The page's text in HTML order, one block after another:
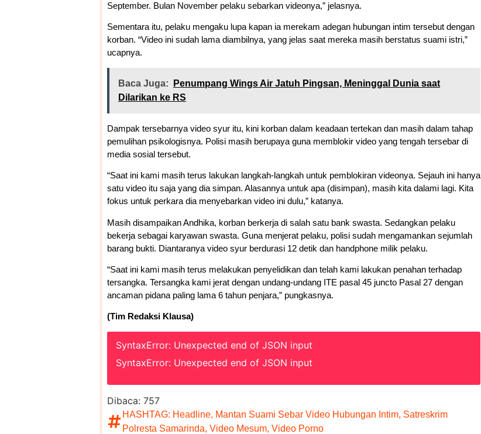
September. Bulan November pelaku sebarkan videonya,” jelasnya.
Sementara itu, pelaku mengaku lupa kapan ia merekam adegan hubungan intim tersebut dengan
korban. “Video ini sudah lama diambilnya, yang jelas saat mereka masih berstatus suami istri,”
ucapnya.
Baca Juga:
Penumpang Wings Air Jatuh Pingsan, Meninggal Dunia saat
Dilarikan ke RS
Dampak tersebarnya video syur itu, kini korban dalam keadaan tertekan dan masih dalam tahap
pemulihan psikologisnya. Polisi masih berupaya guna memblokir video yang tengah tersebar di
media sosial tersebut.
“Saat ini kami masih terus lakukan langkah-langkah untuk pemblokiran videonya. Sejauh ini hanya
satu video itu saja yang dia simpan. Alasannya untuk apa (disimpan), masih kita dalami lagi. Kita
fokus untuk perkara dia menyebarkan video ini dulu,” katanya.
Masih disampaikan Andhika, korban berkerja di salah satu bank swasta. Sedangkan pelaku
bekerja sebagai karyawan swasta. Guna menjerat pelaku, polisi sudah mengamankan sejumlah
barang bukti. Diantaranya video syur berdurasi 12 detik dan handphone milik pelaku.
“Saat ini kami masih terus melakukan penyelidikan dan telah kami lakukan penahan terhadap
tersangka. Tersangka kami jerat dengan undang-undang ITE pasal 45 juncto Pasal 27 dengan
ancaman pidana paling lama 6 tahun penjara,” pungkasnya.
(Tim Redaksi Klausa)
SyntaxError: Unexpected end of JSON input
SyntaxError: Unexpected end of JSON input
Dibaca: 757
HASHTAG: Headline, Mantan Suami Sebar Video Hubungan Intim, Satreskrim
Polresta Samarinda, Video Mesum, Video Porno